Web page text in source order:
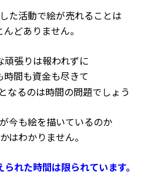
た活動で絵が売れることは
んどありません。
頑張りは報われずに
時間も資金も尽きて
となるのは時間の問題でしょう
今も絵を描いているのか
はわかりません。
れた時間は限られています。